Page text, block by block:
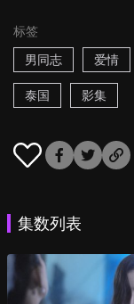
标签
男同志
爱情
泰国 影集
集数列表